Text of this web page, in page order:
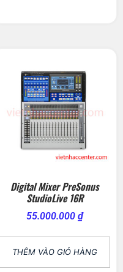
Digital Mixer PreSonus
StudioLive 16R
55.000.000 ₫
THÊM VÀO GIỎ HÀNG